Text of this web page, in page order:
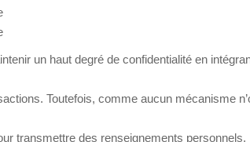
un haut degré de confidentialité en
Toutefois, comme aucun mécanisme
transmettre des renseignements personnels.